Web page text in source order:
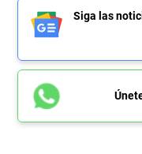
Siga las